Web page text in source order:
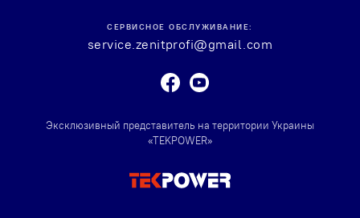
СЕРВИСНОЕ ОБСЛУЖИВАНИЕ:
service.zenitprofi@gmail.com
FacebookYoutube
Эксклюзивный представитель на территории Украины
«TEKPOWER»